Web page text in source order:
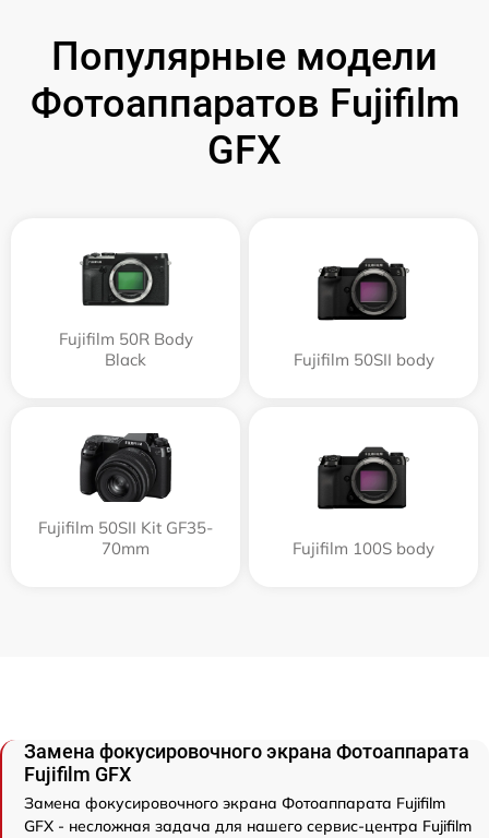
Популярные модели
Фотоаппаратов Fujifilm
GFX
Fujifilm 50R Body
Black
Fujifilm 50SII body
Fujifilm 50SII Kit GF35-
70mm
Fujifilm 100S body
Замена фокусировочного экрана Фотоаппарата
Fujifilm GFX
Замена фокусировочного экрана Фотоаппарата Fujifilm
GFX - несложная задача для нашего сервис-центра Fujifilm